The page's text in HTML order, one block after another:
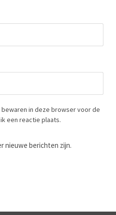
bewaren in deze browser voor de
een reactie plaats.
nieuwe berichten zijn.